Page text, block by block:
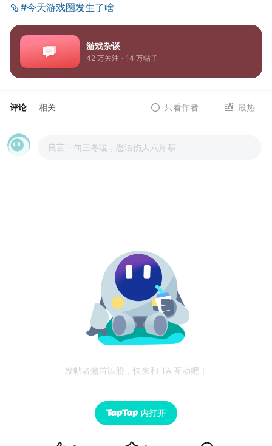
#今天游戏圈发生了啥
游戏杂谈
42 万关注 · 14 万帖子
评论 相关 只看作者 最热
良言一句三冬暖，恶语伤人六月寒
发帖者翘首以盼，快来和 TA 互动吧！
内打开